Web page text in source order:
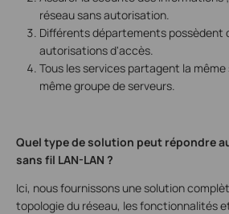
réseau sans autorisation.
Différents départements possèdent
autorisations d'accès.
Tous les services partagent la
même groupe de serveurs.
Quel type de solution peut répondre
sans fil LAN-LAN ?
Ici, nous fournissons une solution
topologie du réseau, les fonctionnalités